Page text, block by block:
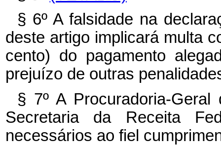
§ 6º A falsidade na
deste artigo implicará multa
cento) do pagamento
prejuízo de outras
§ 7º A Procuradoria-
Secretaria da Receita
necessários ao fiel